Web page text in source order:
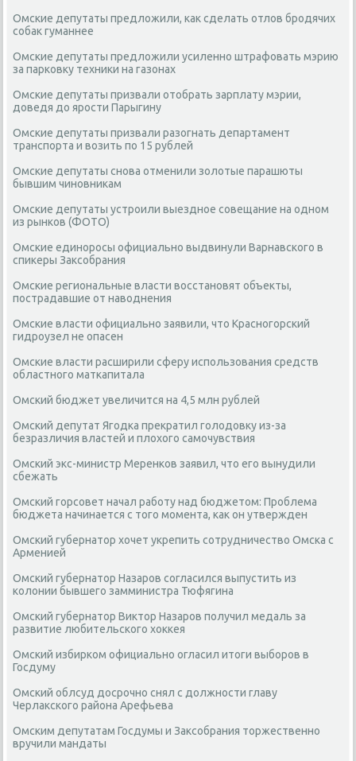
Омские депутаты предложили, как сделать отлов бродячих
собак гуманнее
Омские депутаты предложили усиленно штрафовать мэрию
за парковку техники на газонах
Омские депутаты призвали отобрать зарплату мэрии,
доведя до ярости Парыгину
Омские депутаты призвали разогнать департамент
транспорта и возить по 15 рублей
Омские депутаты снова отменили золотые парашюты
бывшим чиновникам
Омские депутаты устроили выездное совещание на одном
из рынков (ФОТО)
Омские единоросы официально выдвинули Варнавского в
спикеры Заксобрания
Омские региональные власти восстановят объекты,
пострадавшие от наводнения
Омские власти официально заявили, что Красногорский
гидроузел не опасен
Омские власти расширили сферу использования средств
областного маткапитала
Омский бюджет увеличится на 4,5 млн рублей
Омский депутат Ягодка прекратил голодовку из-за
безразличия властей и плохого самочувствия
Омский экс-министр Меренков заявил, что его вынудили
сбежать
Омский горсовет начал работу над бюджетом: Проблема
бюджета начинается с того момента, как он утвержден
Омский губернатор хочет укрепить сотрудничество Омска с
Арменией
Омский губернатор Назаров согласился выпустить из
колонии бывшего замминистра Тюфягина
Омский губернатор Виктор Назаров получил медаль за
развитие любительского хоккея
Омский избирком официально огласил итоги выборов в
Госдуму
Омский облсуд досрочно снял с должности главу
Черлакского района Арефьева
Омским депутатам Госдумы и Заксобрания торжественно
вручили мандаты